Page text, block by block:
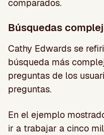
comparados.
Búsquedas
Cathy Edwards se
búsqueda más
preguntas de los
preguntas.
En el ejemplo
ir a trabajar a cinco